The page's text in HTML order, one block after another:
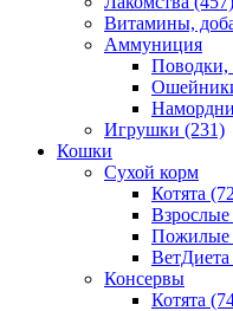
Витамины,
Аммуниция
Поводки,
Игрушки (231)
Кошки
Сухой корм
Котята
Взрослые
Пожилые
ВетДиета
Консервы
Котята